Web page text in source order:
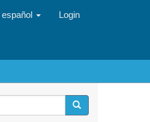
español Login